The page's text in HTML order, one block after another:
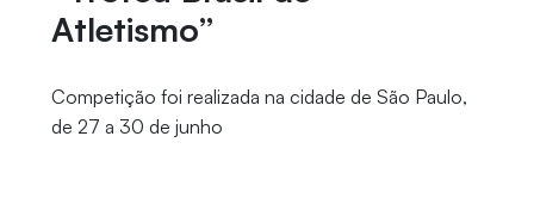
Atletismo”
Competição foi realizada na cidade de São Paulo,
de 27 a 30 de junho